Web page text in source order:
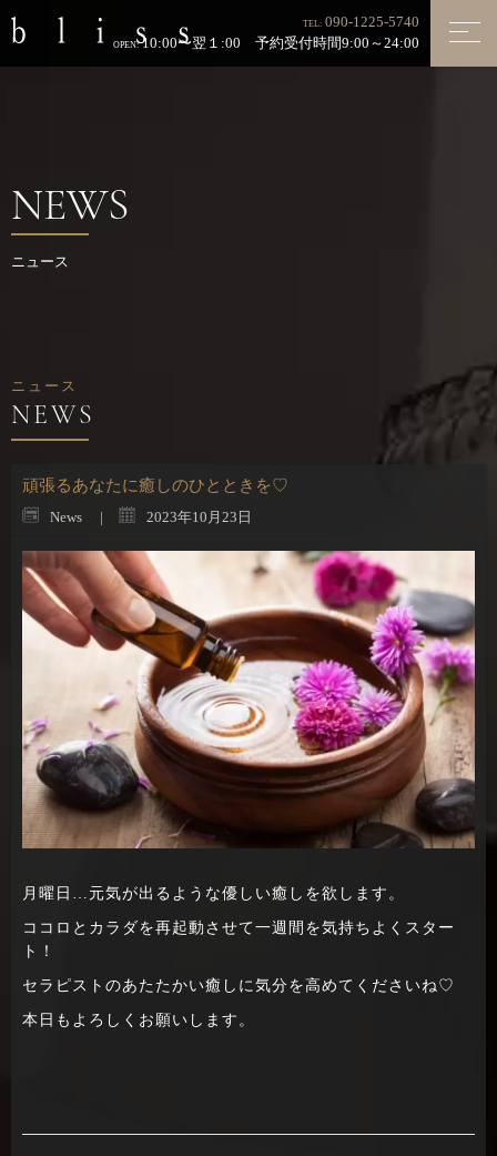
TEL: 090-1225-5740
OPEN:10:00〜翌１:00 予約受付時間9:00～24:00
NEWS
ニュース
ニュース
頑張るあなたに癒しのひとときを♡
News 2023年10月23日
月曜日…元気が出るような優しい癒しを欲します。
ココロとカラダを再起動させて一週間を気持ちよくスター
ト！
セラピストのあたたかい癒しに気分を高めてくださいね♡
本日もよろしくお願いします。